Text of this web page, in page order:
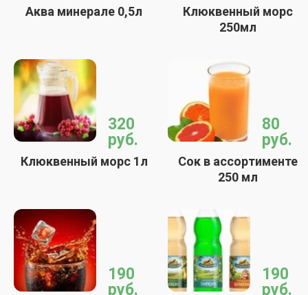
Аква минерале 0,5л
Клюквенный морс
250мл
320
руб.
Клюквенный морс 1л
80
руб.
Сок в ассортименте
250 мл
190
руб.
190
руб.